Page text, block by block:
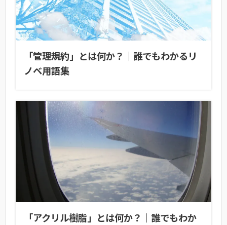
「管理規約」とは何か？｜誰でもわかるリ
ノベ用語集
「アクリル樹脂」とは何か？｜誰でもわか